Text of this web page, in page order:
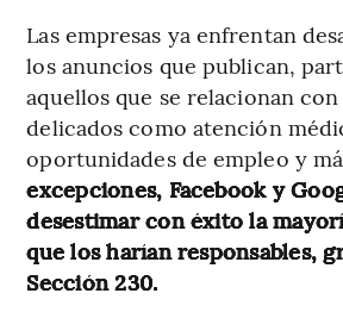
Las empresas ya enfrentan
los anuncios que publican,
aquellos que se relacionan
delicados como atención
oportunidades de empleo y
excepciones, Facebook y
desestimar con éxito la
que los harían responsables,
Sección 230.